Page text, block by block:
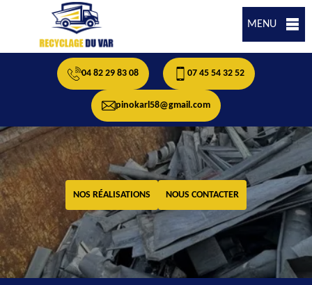
MENU
04 82 29 83 08 07 45 54 32 52
pinokarl58@gmail.com
NOS RÉALISATIONS NOUS CONTACTER